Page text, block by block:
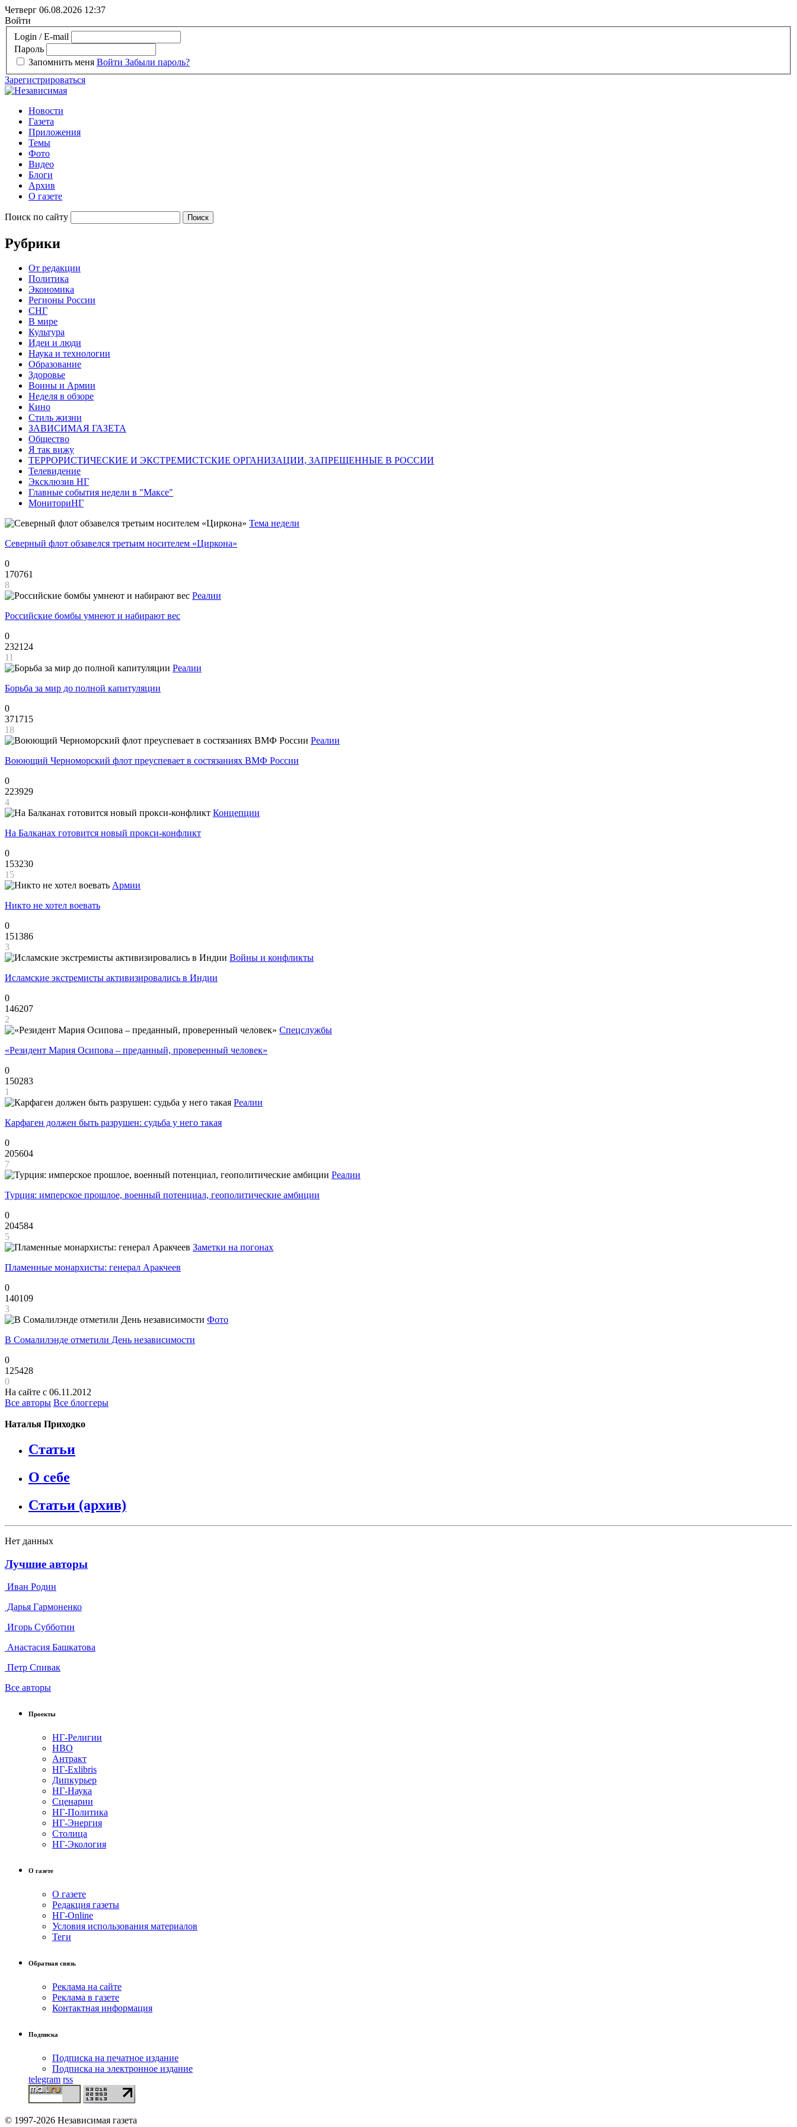
Четверг 06.08.2026 12:37
Войти
Login / E-mail
Пароль
Запомнить меня Войти Забыли пароль?
Зарегистрироваться
Новости
Газета
Приложения
Темы
Фото
Видео
Блоги
Архив
О газете
Поиск по сайту
Рубрики
От редакции
Политика
Экономика
Регионы России
СНГ
В мире
Культура
Идеи и люди
Наука и технологии
Образование
Здоровье
Воины и Армии
Неделя в обзоре
Кино
Стиль жизни
ЗАВИСИМАЯ ГАЗЕТА
Общество
Я так вижу
ТЕРРОРИСТИЧЕСКИЕ И ЭКСТРЕМИСТСКИЕ ОРГАНИЗАЦИИ, ЗАПРЕЩЕННЫЕ В РОССИИ
Телевидение
Эксклюзив НГ
Главные события недели в "Максе"
МониториНГ
Тема недели
Северный флот обзавелся третьим носителем «Циркона»
0
170761
8
Реалии
Российские бомбы умнеют и набирают вес
0
232124
11
Реалии
Борьба за мир до полной капитуляции
0
371715
18
Реалии
Воюющий Черноморский флот преуспевает в состязаниях ВМФ России
0
223929
4
Концепции
На Балканах готовится новый прокси-конфликт
0
153230
15
Армии
Никто не хотел воевать
0
151386
3
Войны и конфликты
Исламские экстремисты активизировались в Индии
0
146207
2
Спецслужбы
«Резидент Мария Осипова – преданный, проверенный человек»
0
150283
1
Реалии
Карфаген должен быть разрушен: судьба у него такая
0
205604
7
Реалии
Турция: имперское прошлое, военный потенциал, геополитические амбиции
0
204584
5
Заметки на погонах
Пламенные монархисты: генерал Аракчеев
0
140109
3
Фото
В Сомалилэнде отметили День независимости
0
125428
0
На сайте с 06.11.2012
Все авторы Все блоггеры
Наталья Приходко
Статьи
О себе
Статьи (архив)
Нет данных
Лучшие авторы
Иван Родин
Дарья Гармоненко
Игорь Субботин
Анастасия Башкатова
Петр Спивак
Все авторы
Проекты
НГ-Религии
НВО
Антракт
НГ-Exlibris
Дипкурьер
НГ-Наука
Сценарии
НГ-Политика
НГ-Энергия
Столица
НГ-Экология
О газете
О газете
Редакция газеты
НГ-Online
Условия использования материалов
Теги
Обратная связь
Реклама на сайте
Реклама в газете
Контактная информация
Подписка
Подписка на печатное издание
Подписка на электронное издание
telegram rss
© 1997-2026 Независимая газета